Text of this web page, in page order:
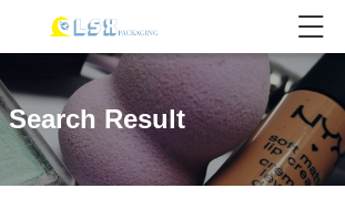
Search Result